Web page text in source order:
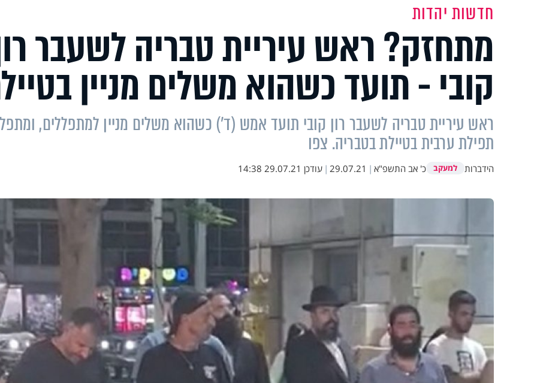
חדשות יהדות
מתחזק? ראש עיריית טבריה לשעבר
קובי - תועד כשהוא משלים מניין
ראש עיריית טבריה לשעבר רון קובי תועד אמש (ד') כשהוא משלים מניין למתפללים,
תפילת ערבית בטיילת בטבריה. צפו
הידברות למעקב כ' אב התשפ"א |
29.07.21
| עודכן 29.07.21 14:38